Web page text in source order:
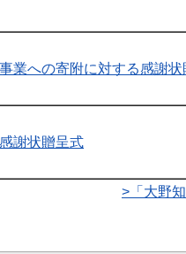
業への寄附に対する感謝状
謝状贈呈式
>「大野